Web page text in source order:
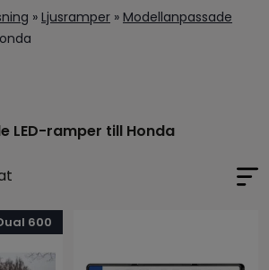
» Ljusramper » Modellanpassade
LED-ramper till Honda
600